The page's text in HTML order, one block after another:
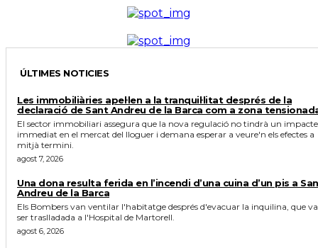
ÚLTIMES NOTICIES
Les immobiliàries apel·len a la tranquil·litat després de la
declaració de Sant Andreu de la Barca com a zona
El sector immobiliari assegura que la nova regulació no tindrà un impacte
immediat en el mercat del lloguer i demana esperar a veure'n els efectes a
mitjà termini.
agost 7, 2026
Una dona resulta ferida en l’incendi d’una cuina d’un pis a
Andreu de la Barca
Els Bombers van ventilar l'habitatge després d'evacuar la inquilina, que va
ser traslladada a l'Hospital de Martorell.
agost 6, 2026